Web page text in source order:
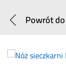
Powrót do